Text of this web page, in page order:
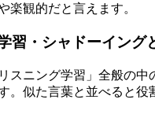
楽観的だと言えます。
習・シャドーイング
スニング学習」全般の中
。似た言葉と並べると役